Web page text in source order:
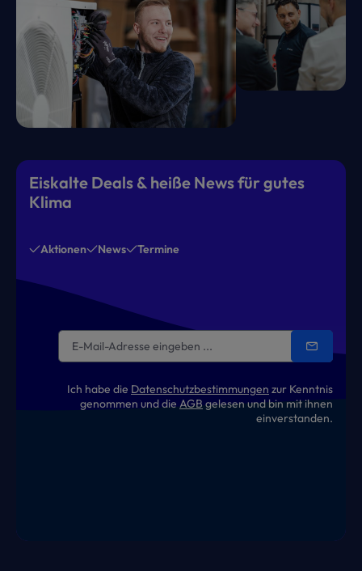
Eiskalte Deals & heiße News für gutes
Klima
Aktionen News Termine
Ich habe die Datenschutzbestimmungen zur Kenntnis
genommen und die AGB gelesen und bin mit ihnen
einverstanden.